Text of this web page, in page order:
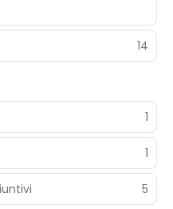
14
1
1
5